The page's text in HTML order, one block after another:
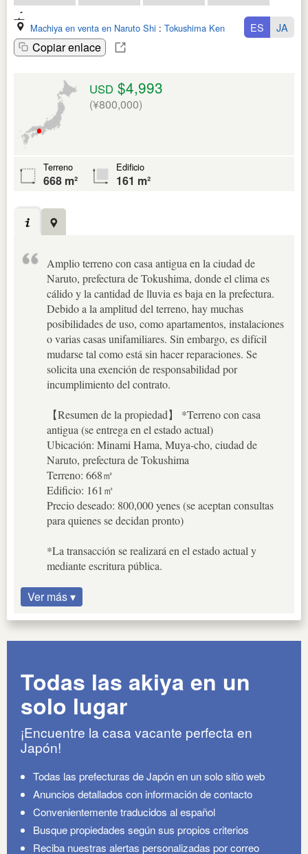
Machiya en venta en Naruto Shi : Tokushima Ken
Copiar enlace
ES JA
USD $4,993
(¥800,000)
Terreno
668 m²
Edificio
161 m²
Amplio terreno con casa antigua en la ciudad de
Naruto, prefectura de Tokushima, donde el clima es
cálido y la cantidad de lluvia es baja en la prefectura.
Debido a la amplitud del terreno, hay muchas
posibilidades de uso, como apartamentos, instalaciones
o varias casas unifamiliares. Sin embargo, es difícil
mudarse tal como está sin hacer reparaciones. Se
solicita una exención de responsabilidad por
incumplimiento del contrato.
【Resumen de la propiedad】 *Terreno con casa
antigua (se entrega en el estado actual)
Ubicación: Minami Hama, Muya-cho, ciudad de
Naruto, prefectura de Tokushima
Terreno: 668㎡
Edificio: 161㎡
Precio deseado: 800,000 yenes (se aceptan consultas
para quienes se decidan pronto)
*La transacción se realizará en el estado actual y
mediante escritura pública.
Ver más ▾
Todas las akiya en un
solo lugar
¡Encuentre la casa vacante perfecta en
Japón!
Todas las prefecturas de Japón en un solo sitio web
Anuncios detallados con información de contacto
Convenientemente traducidos al español
Busque propiedades según sus propios criterios
Reciba nuestras alertas personalizadas por correo